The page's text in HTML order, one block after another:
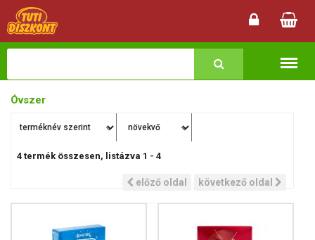
Óvszer
4 termék összesen, listázva 1 - 4
előző oldal következő oldal